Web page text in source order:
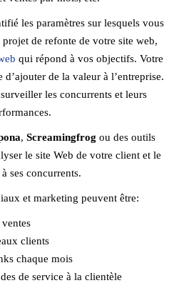
les paramètres sur lesquels vous
de refonte de votre site web,
qui répond à vos objectifs. Votre
de la valeur à l’entreprise.
les concurrents et leurs
, Screamingfrog ou des outils
le site Web de votre client et le
ses concurrents.
et marketing peuvent être:
clients
chaque mois
de service à la clientèle